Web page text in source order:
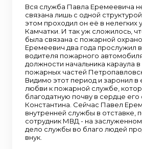
Вся служба Павла Еремеевича
связана лишь с одной
этом проходил он её в нелегких
Камчатки. И так уж сложилось,
была связана с пожарной
Еремеевич два года прослужил
водителя пожарного
должности начальника караула в
пожарных частей
Видимо этот период и заронил в
любви к пожарной службе,
благодатную почву в сердце его
Константина. Сейчас Павел
внутренней службы в отставке,
сотрудник МВД - на
дело службы во благо людей
внук.